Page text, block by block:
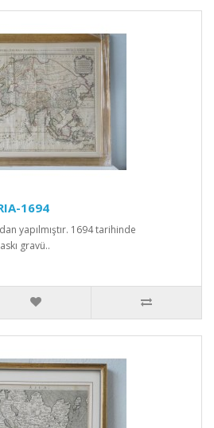
1694
yapılmıştır. 1694 tarihinde
gravü..